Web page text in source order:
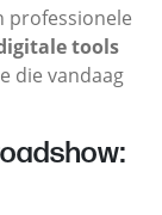
professionele
tools
die vandaag